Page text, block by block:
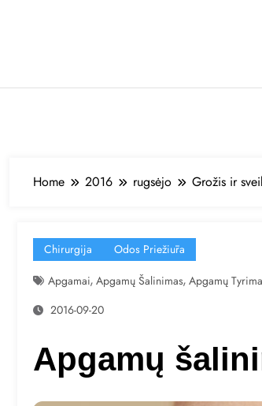
Home 2016 rugsėjo Grožis ir
Chirurgija
Odos Priežiūra
Apgamai, Apgamų Šalinimas, Apgamų
2016-09-20
Apgamų